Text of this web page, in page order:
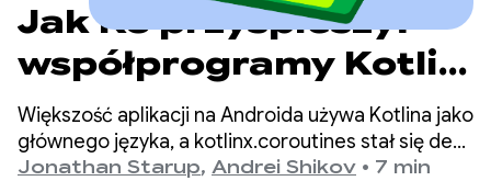
Jak R8 przyspieszył
współprogramy Kotlin
na Androidzie 2-
krotnie
Większość aplikacji na Androida używa Kotlina jako
głównego języka, a kotlinx.coroutines stał się de
facto standardem programowania
Jonathan Starup, Andrei Shikov • 7 min